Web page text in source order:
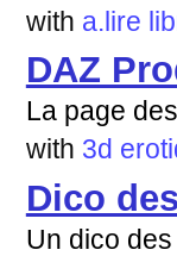
with a.lire
DAZ
La page
with 3d
Dico
Un dico